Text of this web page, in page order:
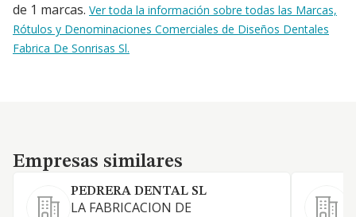
de 1 marcas. Ver toda la información sobre todas las Marcas,
Rótulos y Denominaciones Comerciales de Diseños Dentales
Fabrica De Sonrisas Sl.
Empresas similares
Empresas similares
PEDRERA DENTAL SL
LA FABRICACION DE